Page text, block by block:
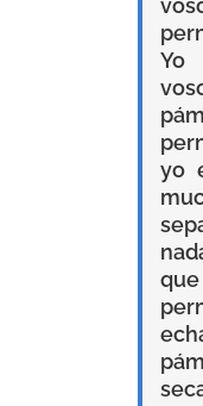
yo